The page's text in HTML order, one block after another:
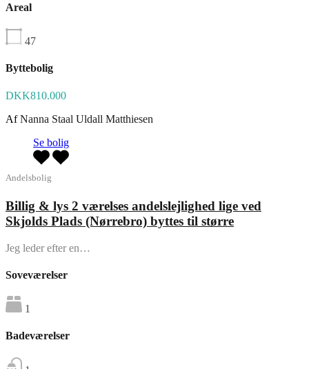
Areal
47
Byttebolig
DKK810.000
AfNanna Staal Uldall Matthiesen
Se bolig
Andelsbolig
Billig & lys 2 værelses andelslejlighed lige ved
Skjolds Plads (Nørrebro) byttes til større
Jeg leder efter en…
Soveværelser
1
Badeværelser